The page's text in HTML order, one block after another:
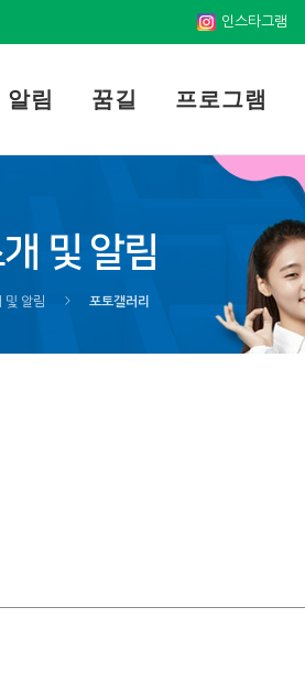
인스타그램
림 꿈길 프로그램
및 알림
및 알림 > 포토갤러리